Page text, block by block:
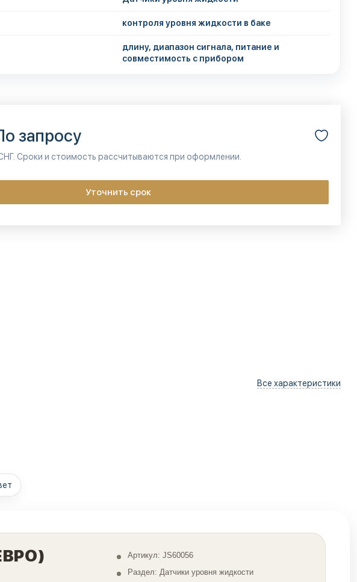
контроля уровня жидкости в баке
длину, диапазон сигнала, питание и
совместимость с прибором
запросу
Сроки и стоимость рассчитываются при оформлении.
Уточнить срок
Все характеристики
Артикул: JS60056
Раздел: Датчики уровня жидкости